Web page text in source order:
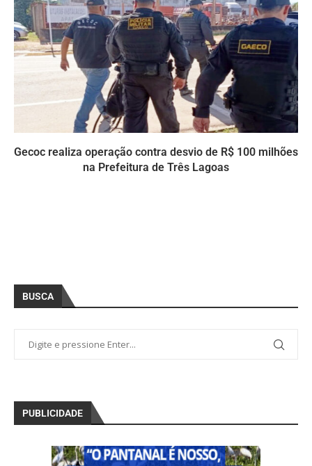
Gecoc realiza operação contra desvio de R$ 100 milhões
na Prefeitura de Três Lagoas
BUSCA
PUBLICIDADE